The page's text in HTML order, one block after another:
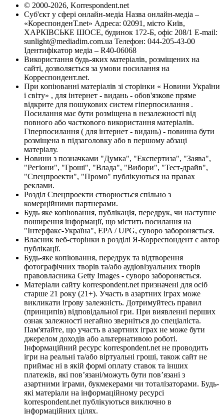
© 2000-2026, Korrespondent.net
Суб'єкт у сфері онлайн-медіа Назва онлайн-медіа –
«КореспонденТ.net» Адреса: 02091, місто Київ,
ХАРКІВСЬКЕ ШОСЕ, будинок 172-Б, офіс 208/1 E-mail:
sunlight@mediadim.com.ua Телефон: 044-205-43-00
Ідентифікатор медіа – R40-06068
Використання будь-яких матеріалів, розміщених на
сайті, дозволяється за умови посилання на
Корреспондент.net.
При копіюванні матеріалів зі сторінки « Новини України
і світу» , для інтернет - видань - обов'язкове пряме
відкрите для пошукових систем гіперпосилання .
Посилання має бути розміщена в незалежності від
повного або часткового використання матеріалів.
Гіперпосилання ( для інтернет - видань) - повинна бути
розміщена в підзаголовку або в першому абзаці
матеріалу.
Новини з позначками "Думка", "Експертиза", "Заява",
"Регіони", "Гроші", "Влада", "Вибори", "Тест-драйв",
"Спецпроекти", "Промо" публікуються на правах
реклами.
Розділ Спецпроекти створюється спільно з
комерційними партнерами.
Будь яке копіювання, публікація, передрук, чи наступне
поширення інформації, що містить посилання на
"Інтерфакс-Україна", EPA / UPG, суворо забороняється.
Власник веб-сторінки в розділі Я-Корреспондент є автор
публікації.
Будь-яке копіювання, передрук та відтворення
фотографічних творів та/або аудіовізуальних творів
правовласника Getty Images - суворо забороняється.
Матеріали сайту korrespondent.net призначені для осіб
старше 21 року (21+). Участь в азартних іграх може
викликати ігрову залежність. Дотримуйтесь правил
(принципів) відповідальної гри. При виявленні перших
ознак залежності негайно зверніться до спеціаліста.
Пам'ятайте, що участь в азартних іграх не може бути
джерелом доходів або альтернативою роботі.
Інформаційний ресурс korrespondent.net не проводить
ігри на реальні та/або віртуальні гроші, також сайт не
приймає ні в якій формі оплату ставок та інших
платежів, які пов’язані/можуть бути пов’язані з
азартними іграми, букмекерами чи тоталізаторами. Будь-
які матеріали на інформаційному ресурсі
korrespondent.net публікуються виключно в
інформаційних цілях.